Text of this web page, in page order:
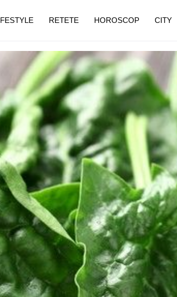
RETETE HOROSCOP CITY
de dureroasă este investigația